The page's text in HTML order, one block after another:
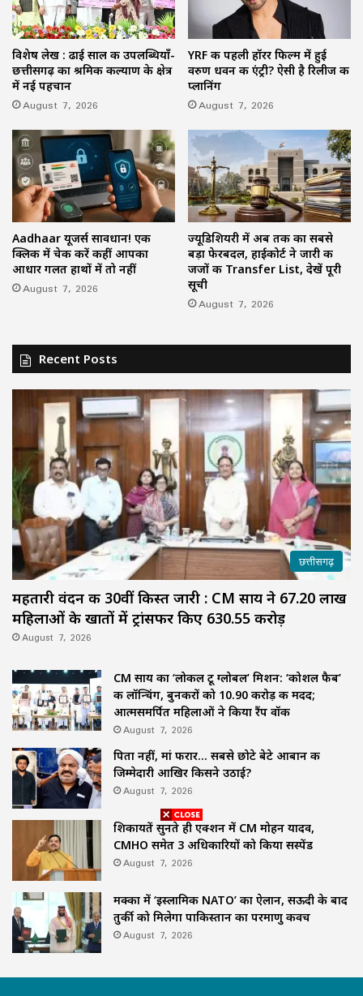
विशेष लेख : ढाई साल की उपलब्धियाँ-
छत्तीसगढ़ का श्रमिक कल्याण के क्षेत्र
में नई पहचान
August 7, 2026
YRF की पहली हॉरर फिल्म में हुई
वरुण धवन की एंट्री? ऐसी है रिलीज की
प्लानिंग
August 7, 2026
Aadhaar यूजर्स सावधान! एक
क्लिक में चेक करें कहीं आपका
आधार गलत हाथों में तो नहीं
August 7, 2026
ज्यूडिशियरी में अब तक का सबसे
बड़ा फेरबदल, हाईकोर्ट ने जारी की
जजों की Transfer List, देखें पूरी
सूची
August 7, 2026
Recent Posts
छत्तीसगढ़
महतारी वंदन की 30वीं किस्त जारी : CM साय ने 67.20 लाख
महिलाओं के खातों में ट्रांसफर किए ₹630.55 करोड़
August 7, 2026
CM साय का ‘लोकल टू ग्लोबल’ मिशन: ‘कोशल फैब’
की लॉन्चिंग, बुनकरों को 10.90 करोड़ की मदद;
आत्मसमर्पित महिलाओं ने किया रैंप वॉक
August 7, 2026
पिता नहीं, मां फरार… सबसे छोटे बेटे आबान की
जिम्मेदारी आखिर किसने उठाई?
August 7, 2026
शिकायतें सुनते ही एक्शन में CM मोहन यादव,
CMHO समेत 3 अधिकारियों को किया सस्पेंड
August 7, 2026
मक्का में ‘इस्लामिक NATO’ का ऐलान, सऊदी के बाद
तुर्की को मिलेगा पाकिस्तान का परमाणु कवच
August 7, 2026